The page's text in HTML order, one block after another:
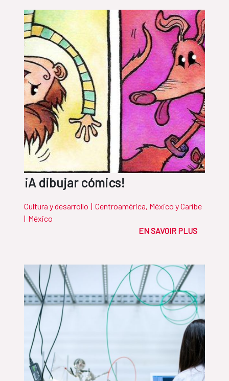
¡A dibujar cómics!
Cultura y desarrollo | Centroamérica, México y Caribe
| México
EN SAVOIR PLUS